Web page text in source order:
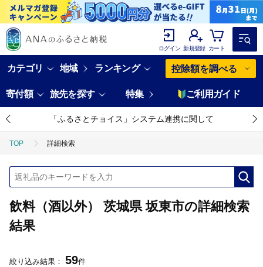
ログイン 新規登録 カート
カテゴリ 地域 ランキング 控除額を調べる
寄付額 旅先を探す 特集 ご利用ガイド
「ふるさとチョイス」システム連携に関して
TOP 詳細検索
飲料（酒以外） 茨城県 坂東市の詳細検索
結果
絞り込み結果： 59件